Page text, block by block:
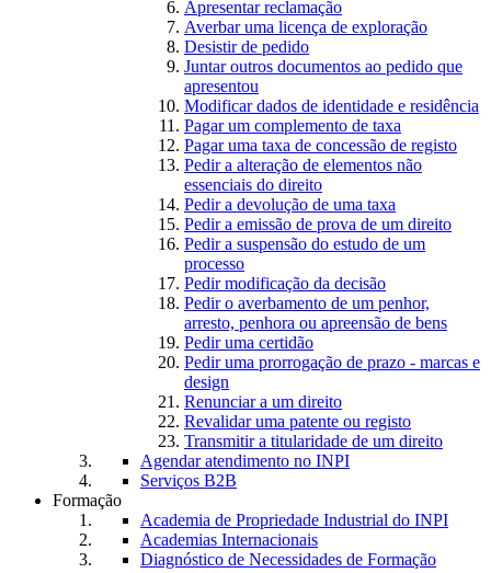
Apresentar reclamação
Averbar uma licença de exploração
Desistir de pedido
Juntar outros documentos ao pedido que
apresentou
Modificar dados de identidade e residência
Pagar um complemento de taxa
Pagar uma taxa de concessão de registo
Pedir a alteração de elementos não
essenciais do direito
Pedir a devolução de uma taxa
Pedir a emissão de prova de um direito
Pedir a suspensão do estudo de um
processo
Pedir modificação da decisão
Pedir o averbamento de um penhor,
arresto, penhora ou apreensão de bens
Pedir uma certidão
Pedir uma prorrogação de prazo - marcas e
design
Renunciar a um direito
Revalidar uma patente ou registo
Transmitir a titularidade de um direito
Agendar atendimento no INPI
Serviços B2B
Formação
Academia de Propriedade Industrial do INPI
Academias Internacionais
Diagnóstico de Necessidades de Formação